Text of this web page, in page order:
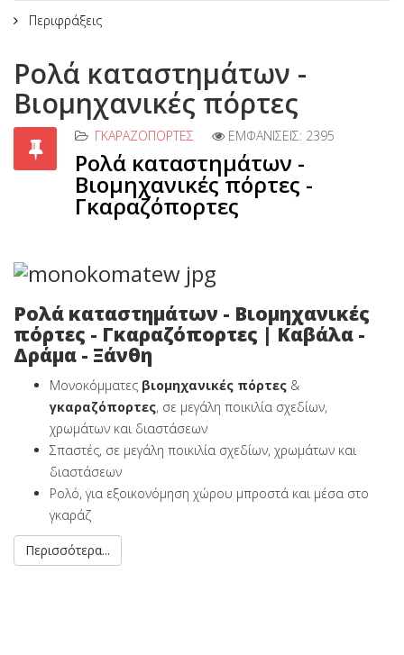
Περιφράξεις
Ρολά καταστημάτων -
Βιομηχανικές πόρτες
ΓΚΑΡΑΖΌΠΟΡΤΕΣ ΕΜΦΑΝΊΣΕΙΣ: 2395
Ρολά καταστημάτων -
Βιομηχανικές πόρτες -
Γκαραζόπορτες
Ρολά καταστημάτων - Βιομηχανικές
πόρτες - Γκαραζόπορτες | Καβάλα -
Δράμα - Ξάνθη
Μονοκόμματες βιομηχανικές πόρτες &
γκαραζόπορτες, σε μεγάλη ποικιλία σχεδίων,
χρωμάτων και διαστάσεων
Σπαστές, σε μεγάλη ποικιλία σχεδίων, χρωμάτων και
διαστάσεων
Ρολό, για εξοικονόμηση χώρου μπροστά και μέσα στο
γκαράζ
Περισσότερα...